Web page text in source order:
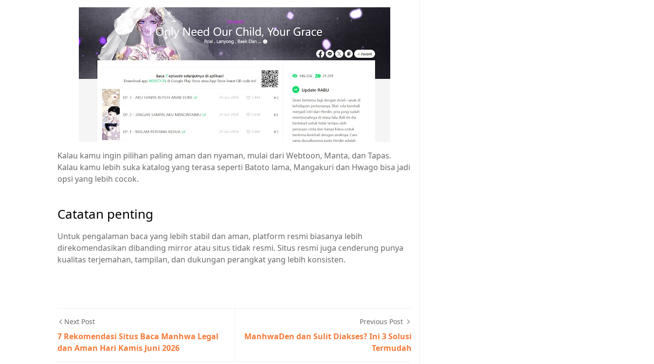
Kalau kamu ingin pilihan paling aman dan nyaman, mulai dari Webtoon, Manta, dan Tapas.
Kalau kamu lebih suka katalog yang terasa seperti Batoto lama, Mangakuri dan Hwago bisa jadi
opsi yang lebih cocok.
Catatan penting
Untuk pengalaman baca yang lebih stabil dan aman, platform resmi biasanya lebih
direkomendasikan dibanding mirror atau situs tidak resmi. Situs resmi juga cenderung punya
kualitas terjemahan, tampilan, dan dukungan perangkat yang lebih konsisten.
Next Post
7 Rekomendasi Situs Baca Manhwa Legal
dan Aman Hari Kamis Juni 2026
Previous Post
ManhwaDen dan Sulit Diakses? Ini 3 Solusi
Termudah